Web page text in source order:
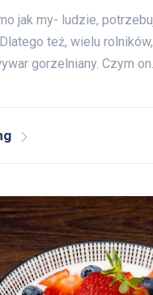
jak my- ludzie,
też, wielu
gorzelniany. Czym